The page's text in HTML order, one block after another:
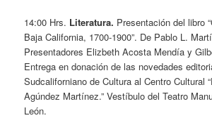
14:00 Hrs. Literatura. Presentación del libro
Baja California, 1700-1900”. De Pablo L.
Presentadores Elizbeth Acosta Mendía y
Entrega en donación de las novedades
Sudcaliforniano de Cultura al Centro Cultural
Agúndez Martínez.” Vestíbulo del Teatro
León.